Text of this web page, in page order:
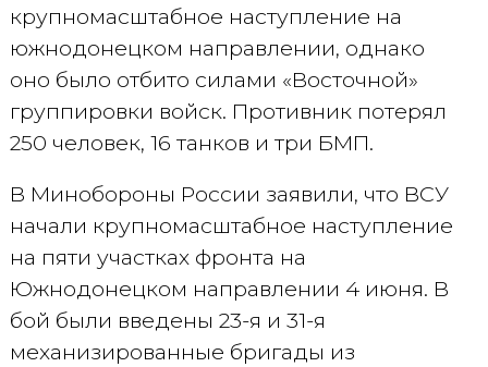
крупномасштабное наступление на
южнодонецком направлении, однако
оно было отбито силами «Восточной»
группировки войск. Противник потерял
250 человек, 16 танков и три БМП.
В Минобороны России заявили, что ВСУ
начали крупномасштабное наступление
на пяти участках фронта на
Южнодонецком направлении 4 июня. В
бой были введены 23-я и 31-я
механизированные бригады из